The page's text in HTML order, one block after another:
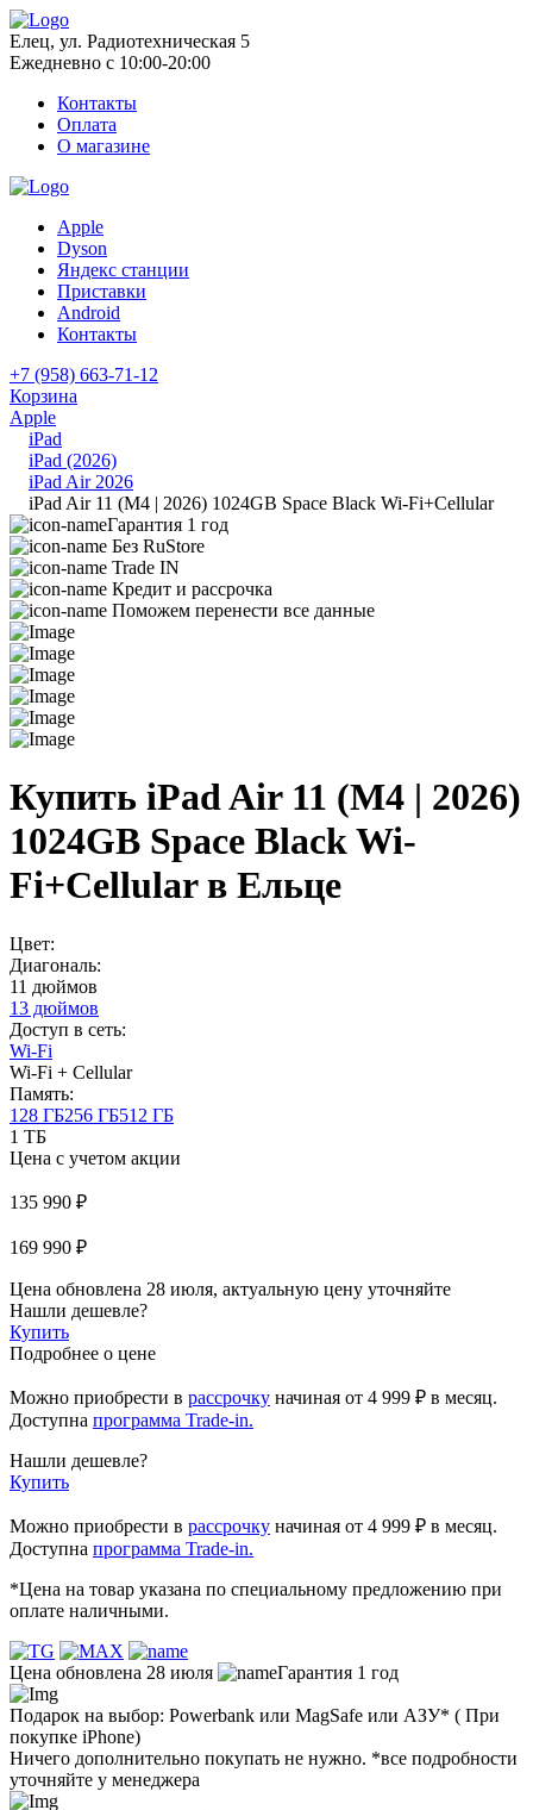
Елец, ул. Радиотехническая 5
Ежедневно с 10:00-20:00
Контакты
Оплата
О магазине
Apple
Dyson
Яндекс станции
Приставки
Android
Контакты
+7 (958) 663-71-12
Корзина
Apple
iPad
iPad (2026)
iPad Air 2026
iPad Air 11 (M4 | 2026) 1024GB Space Black Wi-Fi+Cellular
Гарантия 1 год
Без RuStore
Trade IN
Кредит и рассрочка
Поможем перенести все данные
Купить iPad Air 11 (M4 | 2026)
1024GB Space Black Wi-
Fi+Cellular в Ельце
Цвет:
Диагональ:
11 дюймов
13 дюймов
Доступ в сеть:
Wi-Fi
Wi-Fi + Cellular
Память:
128 ГБ256 ГБ512 ГБ
1 ТБ
Цена с учетом акции
135 990 ₽
169 990 ₽
Цена обновлена 28 июля, актуальную цену уточняйте
Нашли дешевле?
Купить
Подробнее о цене
Можно приобрести в рассрочку начиная от 4 999 ₽ в месяц.
Доступна программа Trade-in.
Нашли дешевле?
Купить
Можно приобрести в рассрочку начиная от 4 999 ₽ в месяц.
Доступна программа Trade-in.
*Цена на товар указана по специальному предложению при
оплате наличными.
Цена обновлена 28 июля Гарантия 1 год
Подарок на выбор: Powerbank или MagSafe или AЗУ* ( При
покупке iPhone)
Ничего дополнительно покупать не нужно. *все подробности
уточняйте у менеджера